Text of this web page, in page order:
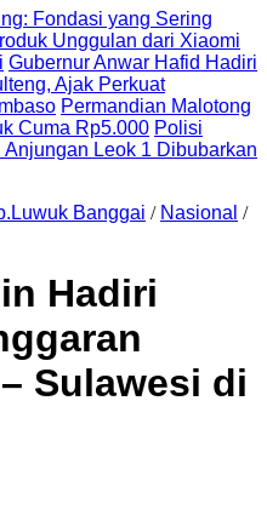
Fondasi yang Sering
Unggulan dari Xiaomi
Gubernur Anwar Hafid Hadiri
Ajak Perkuat
Permandian Malotong
Cuma Rp5.000 Polisi
Leok 1 Dibubarkan
Banggai / Nasional /
Hadiri
Sulawesi di